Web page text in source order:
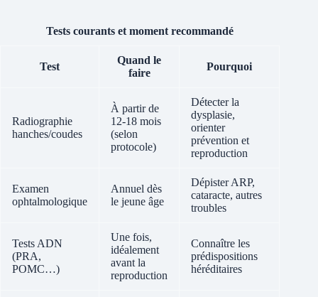
Tests courants et moment recommandé
Test
Quand le
faire
Pourquoi
Radiographie
hanches/coudes
À partir de
12-18 mois
(selon
protocole)
Détecter la
dysplasie,
orienter
prévention et
reproduction
Examen
ophtalmologique
Annuel dès
le jeune âge
Dépister ARP,
cataracte, autres
troubles
Tests ADN
(PRA,
POMC…)
Une fois,
idéalement
avant la
reproduction
Connaître les
prédispositions
héréditaires